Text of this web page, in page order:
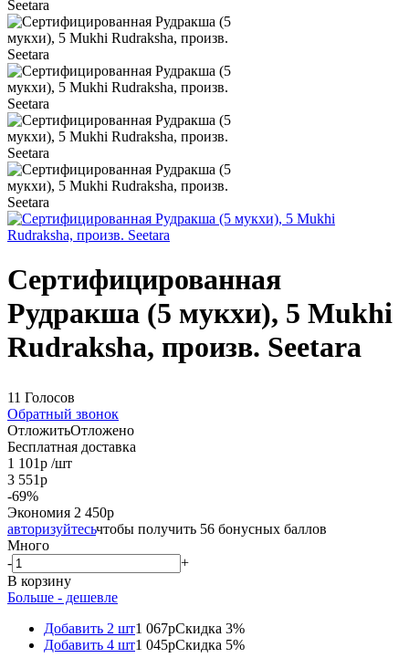
Сертифицированная
Рудракша (5 мукхи), 5 Mukhi
Rudraksha, произв. Seetara
11 Голосов
Обратный звонок
ОтложитьОтложено
Бесплатная доставка
1 101р /шт
3 551р
-69%
Экономия 2 450р
авторизуйтесьчтобы получить 56 бонусных баллов
Много
-
+
В корзину
Больше - дешевле
Добавить 2 шт1 067рСкидка 3%
Добавить 4 шт1 045рСкидка 5%